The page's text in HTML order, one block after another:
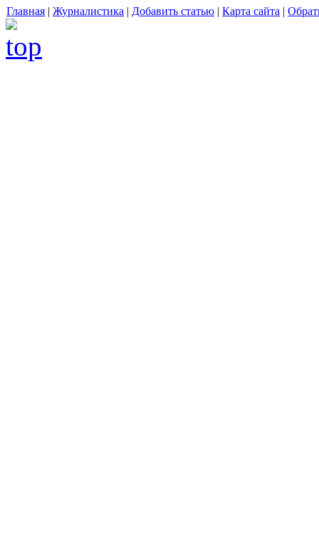
Главная | Журналистика | Добавить статью | Карта сайта |